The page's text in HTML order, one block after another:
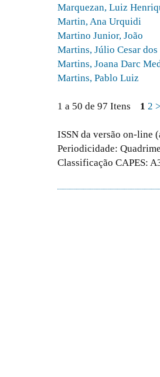
Marquezan, Luiz
Martin, Ana Urquidi
Martino Junior, João
Martins, Júlio Cesar dos
Martins, Joana Darc
Martins, Pablo Luiz
1 a 50 de 97 Itens 1 2 >
ISSN da versão on-line
Periodicidade:
Classificação CAPES: